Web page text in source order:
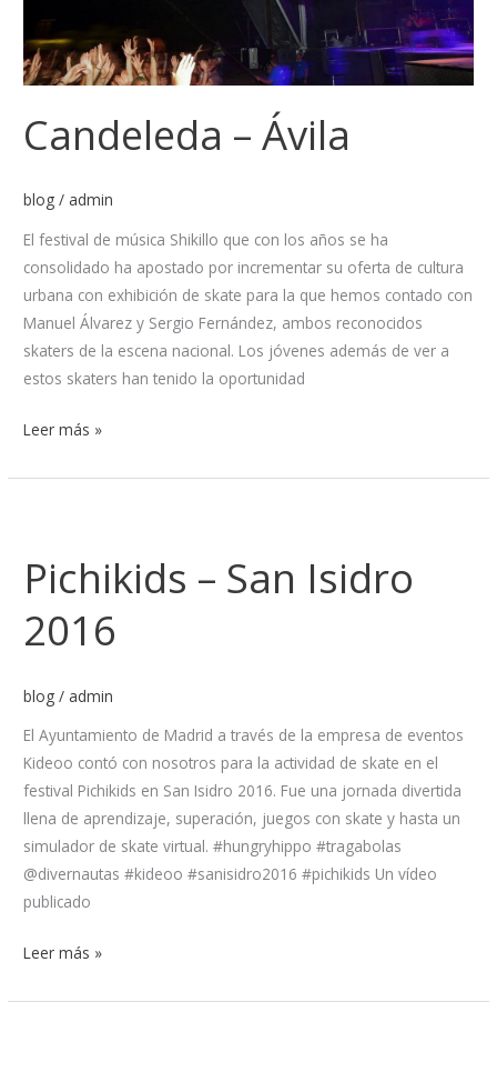
Candeleda – Ávila
blog / admin
El festival de música Shikillo que con los años se ha
consolidado ha apostado por incrementar su oferta de cultura
urbana con exhibición de skate para la que hemos contado con
Manuel Álvarez y Sergio Fernández, ambos reconocidos
skaters de la escena nacional. Los jóvenes además de ver a
estos skaters han tenido la oportunidad
Leer más »
Pichikids – San Isidro
2016
blog / admin
El Ayuntamiento de Madrid a través de la empresa de eventos
Kideoo contó con nosotros para la actividad de skate en el
festival Pichikids en San Isidro 2016. Fue una jornada divertida
llena de aprendizaje, superación, juegos con skate y hasta un
simulador de skate virtual. #hungryhippo #tragabolas
@divernautas #kideoo #sanisidro2016 #pichikids Un vídeo
publicado
San
Isidro
2016
Leer más »